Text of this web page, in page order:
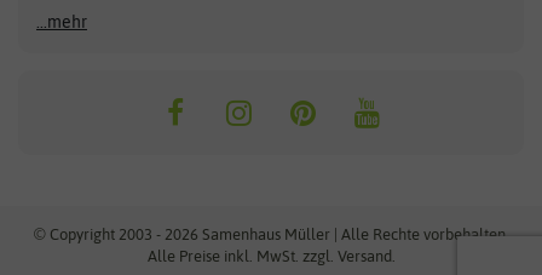
Zimmergewächshaus
Maissamen
Flortis
Franchi Sementi JUB Holland
Küpper
...mehr
© Copyright 2003 - 2026 Samenhaus Müller | Alle Rechte vorbehalten.
Alle Preise inkl. MwSt. zzgl. Versand.